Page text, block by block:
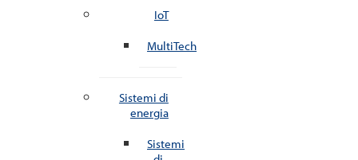
IoT
MultiTech
Sistemi di
energia
Sistemi